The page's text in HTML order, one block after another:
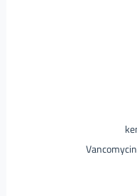
حقن فانكوميسين هيدروكلوريد Vancomycin